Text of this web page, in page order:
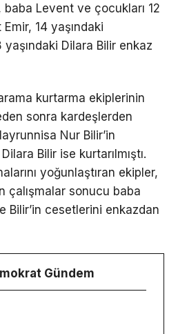
Levent ve çocukları 12
14 yaşındaki
Dilara Bilir enkaz
kurtarma ekiplerinin
sonra kardeşlerden
Nur Bilir’in
Bilir ise kurtarılmıştı.
yoğunlaştıran ekipler,
çalışmalar sonucu baba
Bilir’in cesetlerini enkazdan
Gündem